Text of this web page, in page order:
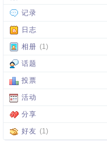
记录
日志
相册 (1)
话题
投票
活动
分享
好友 (1)